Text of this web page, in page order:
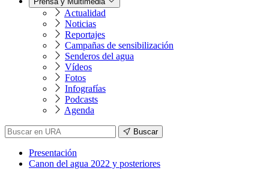
Actualidad
Noticias
Reportajes
Campañas de sensibilización
Senderos del agua
Vídeos
Fotos
Infografías
Podcasts
Agenda
Buscar
Presentación
Canon del agua 2022 y posteriores